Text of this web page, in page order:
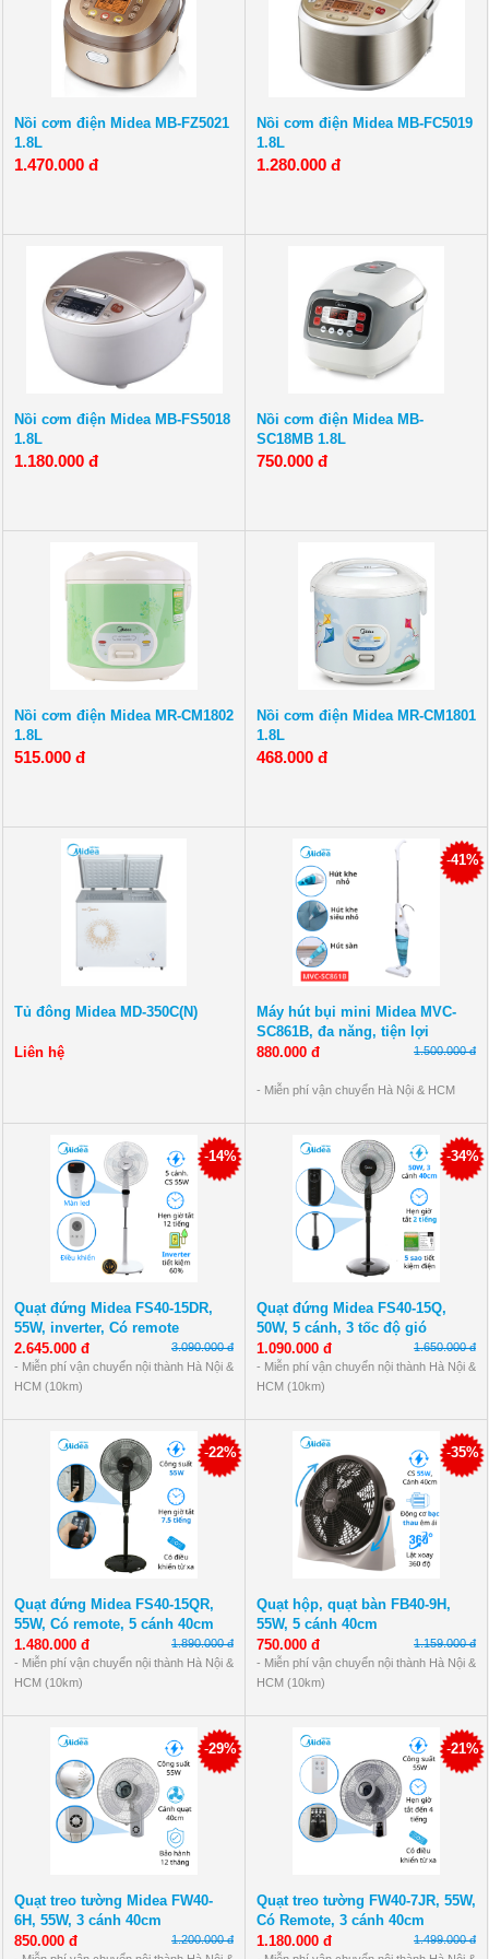
Nồi cơm điện Midea MB-FZ5021
1.8L
1.470.000 đ
Nồi cơm điện Midea MB-FC5019
1.8L
1.280.000 đ
Nồi cơm điện Midea MB-FS5018
1.8L
1.180.000 đ
Nồi cơm điện Midea MB-
SC18MB 1.8L
750.000 đ
Nồi cơm điện Midea MR-CM1802
1.8L
515.000 đ
Nồi cơm điện Midea MR-CM1801
1.8L
468.000 đ
Tủ đông Midea MD-350C(N)
Liên hệ
-41%
Máy hút bụi mini Midea MVC-
SC861B, đa năng, tiện lợi
880.000 đ
1.500.000 đ
- Miễn phí vận chuyển Hà Nội & HCM
- Thanh toán tiền mặt khi nhận hàng,
chuyển khoản, quẹt thẻ
*Ngoại tỉnh: Phí vận chuyển theo đơn vị
ship, đặt cọc 50.000đ-100.000đ
-14%
Quạt đứng Midea FS40-15DR,
55W, inverter, Có remote
2.645.000 đ
3.090.000 đ
- Miễn phí vận chuyển nội thành Hà Nội &
HCM (10km)
chuyển khoản, quẹt thẻ
*Ngoại tỉnh: Phí vận chuyển theo đơn vị
ship, đặt cọc 50.000đ-100.000đ
-34%
Quạt đứng Midea FS40-15Q,
50W, 5 cánh, 3 tốc độ gió
1.090.000 đ
1.650.000 đ
- Miễn phí vận chuyển nội thành Hà Nội &
HCM (10km)
chuyển khoản, quẹt thẻ
*Ngoại tỉnh: Phí vận chuyển theo đơn vị
ship, đặt cọc 50.000đ-100.000đ
-22%
Quạt đứng Midea FS40-15QR,
55W, Có remote, 5 cánh 40cm
1.480.000 đ
1.890.000 đ
- Miễn phí vận chuyển nội thành Hà Nội &
HCM (10km)
chuyển khoản, quẹt thẻ
*Ngoại tỉnh: Phí vận chuyển theo đơn vị
ship, đặt cọc 50.000đ-100.000đ
-35%
Quạt hộp, quạt bàn FB40-9H,
55W, 5 cánh 40cm
750.000 đ
1.159.000 đ
- Miễn phí vận chuyển nội thành Hà Nội &
HCM (10km)
chuyển khoản, quẹt thẻ
*Ngoại tỉnh: Phí vận chuyển theo đơn vị
ship, đặt cọc 50.000đ-100.000đ
-29%
Quạt treo tường Midea FW40-
6H, 55W, 3 cánh 40cm
850.000 đ
1.200.000 đ
-21%
Quạt treo tường FW40-7JR, 55W,
Có Remote, 3 cánh 40cm
1.180.000 đ
1.499.000 đ